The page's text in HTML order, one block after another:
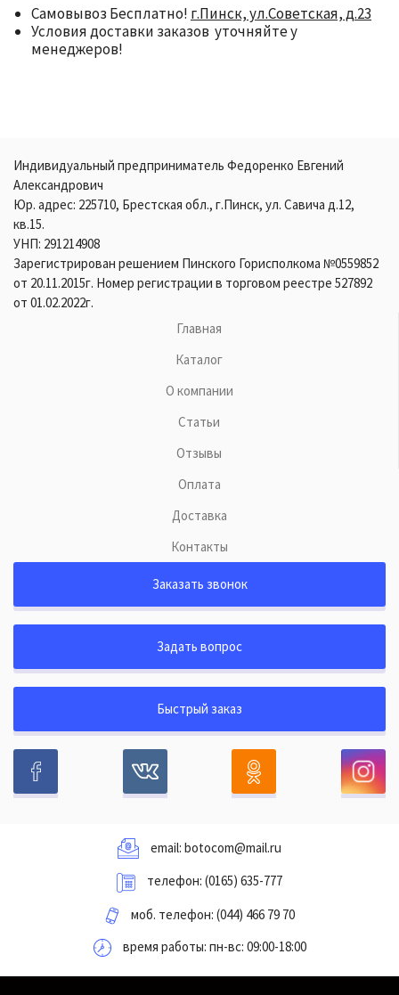
Самовывоз Бесплатно! г.Пинск, ул.Советская, д.23
Условия доставки заказов уточняйте у
менеджеров!
Индивидуальный предприниматель Федоренко Евгений
Александрович
Юр. адрес: 225710, Брестская обл., г.Пинск, ул. Савича д.12,
кв.15.
УНП: 291214908
Зарегистрирован решением Пинского Горисполкома №0559852
от 20.11.2015г. Номер регистрации в торговом реестре 527892
от 01.02.2022г.
Главная
Каталог
О компании
Статьи
Отзывы
Оплата
Доставка
Контакты
Заказать звонок
Задать вопрос
Быстрый заказ
email: botocom@mail.ru
телефон: (0165) 635-777
моб. телефон: (044) 466 79 70
время работы: пн-вс: 09:00-18:00